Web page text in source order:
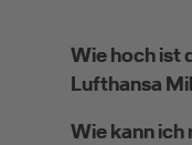
Wie hoch ist
Lufthansa
Wie kann